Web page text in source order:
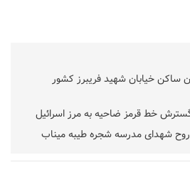
ساکن خیابان شهید فریبرز کشور
خط قرمز ضاحیه به مرز اسرائیل
شهدای مدرسه شجره طیبه میناب